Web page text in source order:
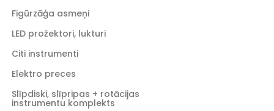
Figūrzāģa asmeņi
LED prožektori, lukturi
Citi instrumenti
Elektro preces
Slīpdiski, slīpripas + rotācijas
instrumentu komplekts